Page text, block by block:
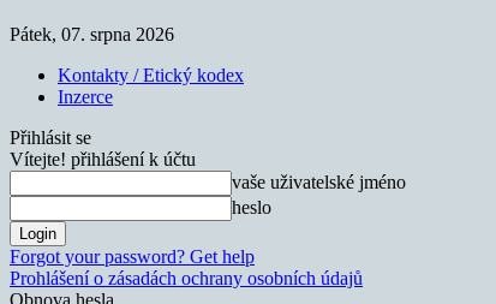
Pátek, 07. srpna 2026
Kontakty / Etický kodex
Inzerce
Přihlásit se
Vítejte! přihlášení k účtu
vaše uživatelské jméno
heslo
Forgot your password? Get help
Prohlášení o zásadách ochrany osobních údajů
Obnova hesla